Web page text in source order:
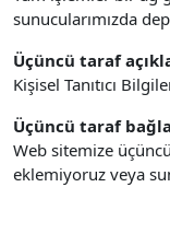
sunucularımızda
Üçüncü taraf
Kişisel Tanıtıcı
Üçüncü taraf
Web sitemize
eklemiyoruz veya